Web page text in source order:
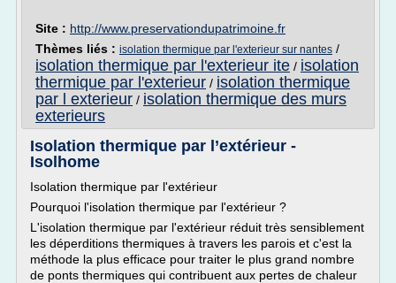
Site : http://www.preservationdupatrimoine.fr
Thèmes liés : isolation thermique par l'exterieur sur nantes /
isolation thermique par l'exterieur ite / isolation
thermique par l'exterieur / isolation thermique
par l exterieur / isolation thermique des murs
exterieurs
Isolation thermique par l’extérieur -
Isolhome
Isolation thermique par l'extérieur
Pourquoi l'isolation thermique par l'extérieur ?
L'isolation thermique par l'extérieur réduit très sensiblement
les déperditions thermiques à travers les parois et c'est la
méthode la plus efficace pour traiter le plus grand nombre
de ponts thermiques qui contribuent aux pertes de chaleur